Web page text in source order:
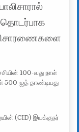
தொடர்பாக
100-வது நாள்
500-ஐத் தாண்டியது
(CID) இயக்குநர்